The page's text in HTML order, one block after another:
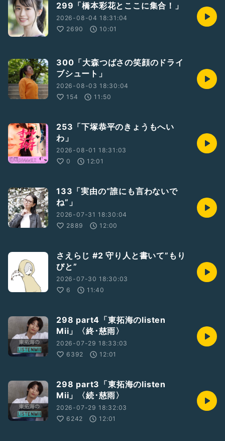
299「橋本彩花とここに集合！」
2026-08-04 18:31:04
2690
10:01
300「大森つばさの笑顔のドライ
ブシュート」
2026-08-03 18:30:04
154
11:50
253「下塚恭平のきょうもへい
わ」
2026-08-01 18:31:03
0
12:01
133「実由の“誰にも言わないで
ね”」
2026-07-31 18:30:04
2889
12:00
さえらじ #2 守り人と書いて”もり
びと”
2026-07-30 18:30:03
6
11:40
298 part4「東拓海のlisten
Mii」〈終･慈雨〉
2026-07-29 18:33:03
6392
12:01
298 part3「東拓海のlisten
Mii」〈続･慈雨〉
2026-07-29 18:32:03
6242
12:01